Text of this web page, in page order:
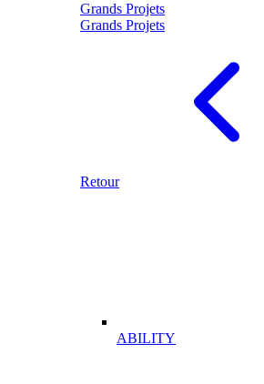
Grands Projets
Grands Projets
Retour
ABILITY